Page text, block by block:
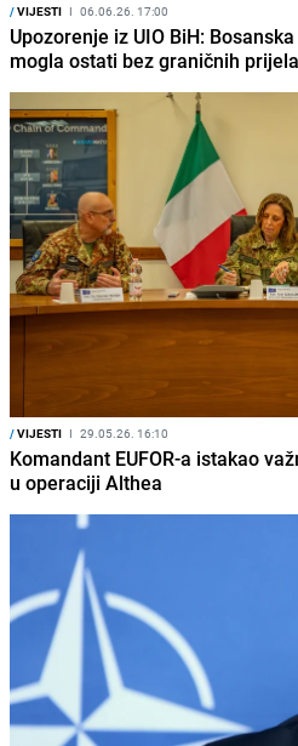
/VIJESTI I 06.06.26. 17:00
Upozorenje iz UIO BiH:
mogla ostati bez graničnih
/VIJESTI I 29.05.26. 16:10
Komandant EUFOR-a istakao
u operaciji Althea